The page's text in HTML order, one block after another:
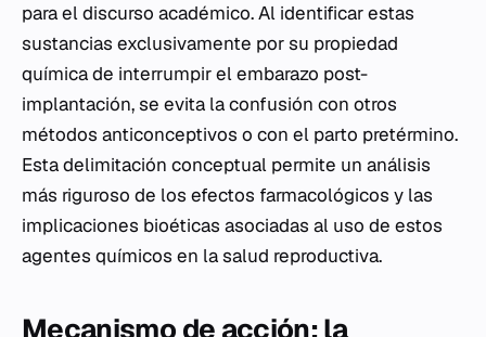
para el discurso académico. Al identificar estas
sustancias exclusivamente por su propiedad
química de interrumpir el embarazo post-
implantación, se evita la confusión con otros
métodos anticonceptivos o con el parto pretérmino.
Esta delimitación conceptual permite un análisis
más riguroso de los efectos farmacológicos y las
implicaciones bioéticas asociadas al uso de estos
agentes químicos en la salud reproductiva.
Mecanismo de acción: la